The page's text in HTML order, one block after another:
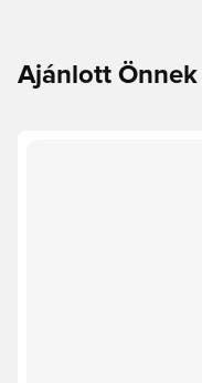
Ajánlott Önnek